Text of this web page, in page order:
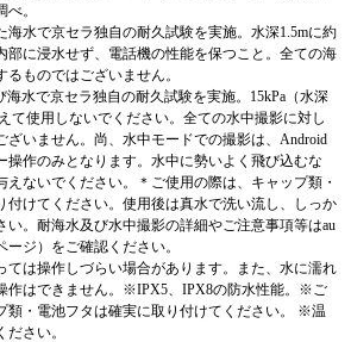
。
海水で京セラ独自の耐久試験を実施。水深1.5mに約
部に浸水せず、電話機の性能を保つこと。全ての海
ものではございません。
海水で京セラ独自の耐久試験を実施。15kPa（水深
て使用しないでください。全ての水中撮影に対し
ざいません。尚、水中モードでの撮影は、Android
操作のみとなります。水中に勢いよく飛び込むな
えないでください。＊ご使用の際は、キャップ類・
付けてください。使用後は真水で洗い流し、しっか
い。耐海水及び水中撮影の詳細やご注意事項等はau
ジ）をご確認ください。
ては操作しづらい場合があります。また、水に濡れ
作はできません。※IPX5、IPX8の防水性能。※ご
類・電池フタは確実に取り付けてください。 ※温
さい。